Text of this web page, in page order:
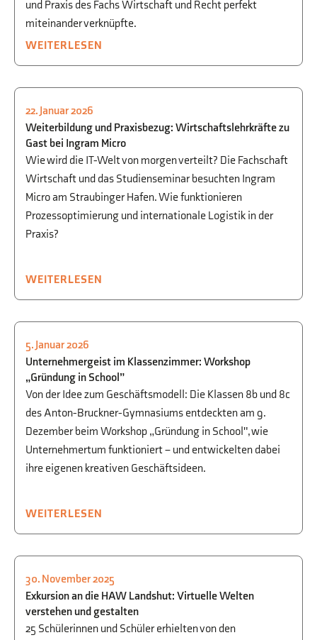
und Praxis des Fachs Wirtschaft und Recht perfekt
miteinander verknüpfte.
WEITERLESEN
STUDIEN- UND BERUFSORIENTIERUNG
WWG
22. Januar 2026
Weiterbildung und Praxisbezug: Wirtschaftslehrkräfte zu
Gast bei Ingram Micro
Wie wird die IT-Welt von morgen verteilt? Die Fachschaft
Wirtschaft und das Studienseminar besuchten Ingram
Micro am Straubinger Hafen. Wie funktionieren
Prozessoptimierung und internationale Logistik in der
Praxis?
WEITERLESEN
GESELLSCHAFTSWISSENSCHAFTEN
WIRTSCHAFT,WWG
5. Januar 2026
Unternehmergeist im Klassenzimmer: Workshop
„Gründung in School”
Von der Idee zum Geschäftsmodell: Die Klassen 8b und 8c
des Anton-Bruckner-Gymnasiums entdeckten am 9.
Dezember beim Workshop „Gründung in School", wie
Unternehmertum funktioniert – und entwickelten dabei
ihre eigenen kreativen Geschäftsideen.
WEITERLESEN
BEGABTENFÖRDERUNG
WWG
30. November 2025
Exkursion an die HAW Landshut: Virtuelle Welten
verstehen und gestalten
25 Schülerinnen und Schüler erhielten von den